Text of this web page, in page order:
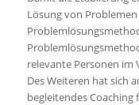
Lösung von
relevante Personen
Des Weiteren hat sich
begleitendes Coaching